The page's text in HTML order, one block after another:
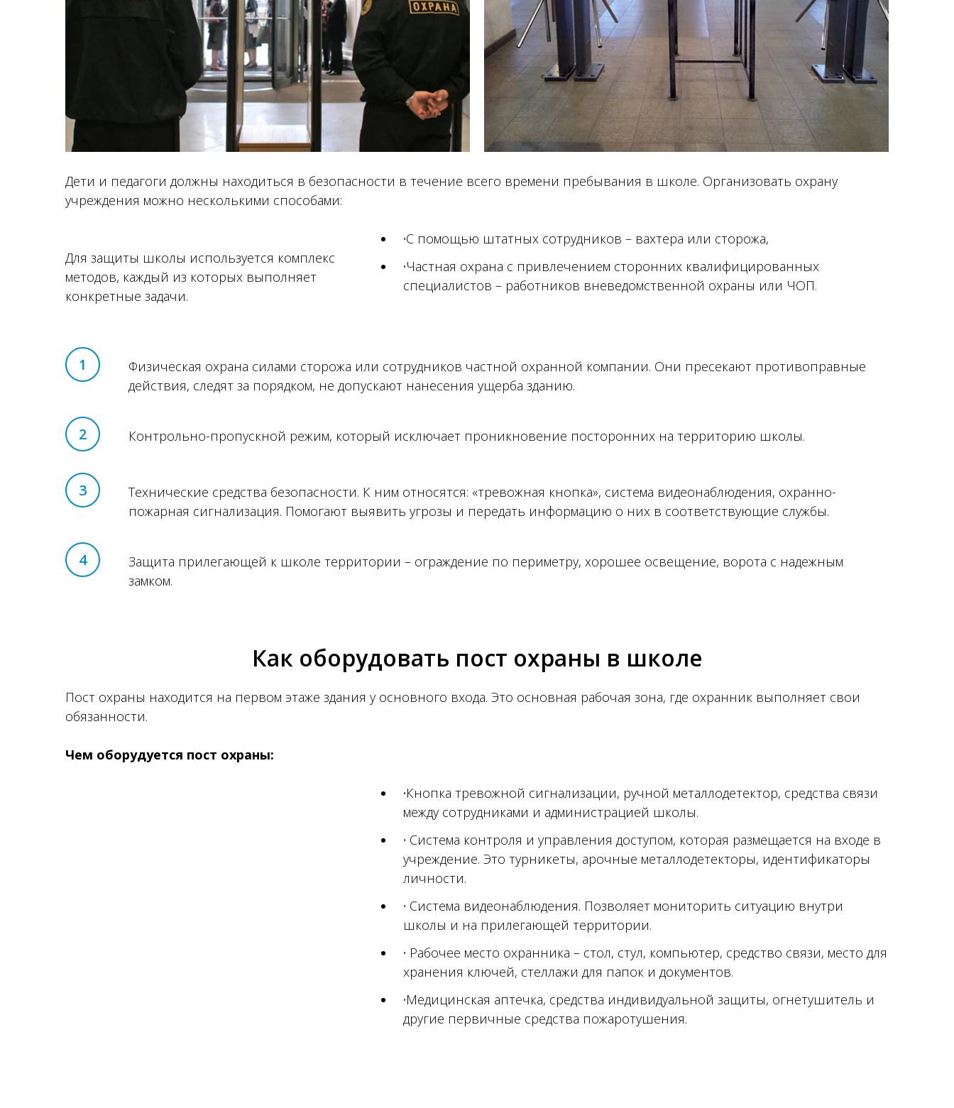
Дети и педагоги должны находиться в безопасности в течение всего времени пребывания в школе. Организовать охрану
учреждения можно несколькими способами:
С помощью штатных сотрудников – вахтера или сторожа,
Частная охрана с привлечением сторонних квалифицированных
специалистов – работников вневедомственной охраны или ЧОП.
Для защиты школы используется комплекс
методов, каждый из которых выполняет
конкретные задачи.
1
Физическая охрана силами сторожа или сотрудников частной охранной компании. Они пресекают противоправные
действия, следят за порядком, не допускают нанесения ущерба зданию.
2 Контрольно-пропускной режим, который исключает проникновение посторонних на территорию школы.
3
Технические средства безопасности. К ним относятся: «тревожная кнопка», система видеонаблюдения, охранно-
пожарная сигнализация. Помогают выявить угрозы и передать информацию о них в соответствующие службы.
4
Защита прилегающей к школе территории – ограждение по периметру, хорошее освещение, ворота с надежным
замком.
Как оборудовать пост охраны в школе
Пост охраны находится на первом этаже здания у основного входа. Это основная рабочая зона, где охранник выполняет свои
обязанности.
Чем оборудуется пост охраны:
Кнопка тревожной сигнализации, ручной металлодетектор, средства связи
между сотрудниками и администрацией школы.
Система контроля и управления доступом, которая размещается на входе в
учреждение. Это турникеты, арочные металлодетекторы, идентификаторы
личности.
Система видеонаблюдения. Позволяет мониторить ситуацию внутри
школы и на прилегающей территории.
Рабочее место охранника – стол, стул, компьютер, средство связи, место для
хранения ключей, стеллажи для папок и документов.
Медицинская аптечка, средства индивидуальной защиты, огнетушитель и
другие первичные средства пожаротушения.